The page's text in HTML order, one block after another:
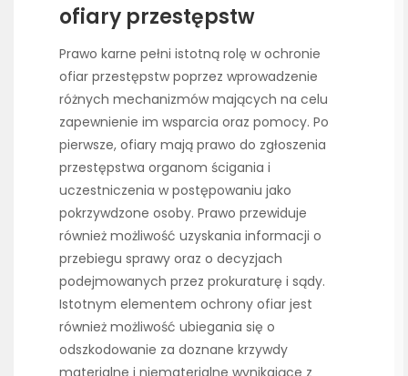
ofiary przestępstw
Prawo karne pełni istotną rolę w ochronie
ofiar przestępstw poprzez wprowadzenie
różnych mechanizmów mających na celu
zapewnienie im wsparcia oraz pomocy. Po
pierwsze, ofiary mają prawo do zgłoszenia
przestępstwa organom ścigania i
uczestniczenia w postępowaniu jako
pokrzywdzone osoby. Prawo przewiduje
również możliwość uzyskania informacji o
przebiegu sprawy oraz o decyzjach
podejmowanych przez prokuraturę i sądy.
Istotnym elementem ochrony ofiar jest
również możliwość ubiegania się o
odszkodowanie za doznane krzywdy